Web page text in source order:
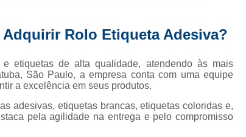
Rolo Etiqueta Adesiva?
etiquetas de alta qualidade, atendendo às mais
São Paulo, a empresa conta com uma equipe
a excelência em seus produtos.
adesivas, etiquetas brancas, etiquetas coloridas e,
pela agilidade na entrega e pelo compromisso